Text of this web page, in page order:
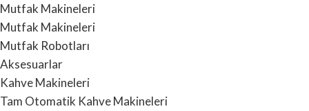
Mutfak Makineleri
Mutfak Makineleri
Mutfak Robotları
Aksesuarlar
Kahve Makineleri
Tam Otomatik Kahve Makineleri